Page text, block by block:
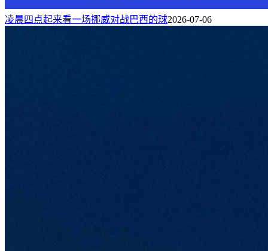
凌晨四点起来看一场挪威对战巴西的球2026-07-06